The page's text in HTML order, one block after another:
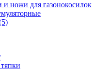
и ножи для газонокосилок